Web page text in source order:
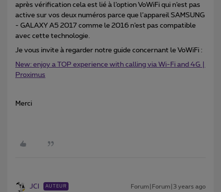
après vérification cela est lié à l’option VoWiFi qui n’est pas
active sur vos deux numéros parce que l’appareil SAMSUNG
- GALAXY A5 2017 comme le 2016 n’est pas compatible
avec cette technologie.
Je vous invite à regarder notre guide concernant le VoWiFi :
New: enjoy a TOP experience with calling via Wi-Fi and 4G |
Proximus
Merci
JCI AUTEUR Forum|Forum|3 years ago